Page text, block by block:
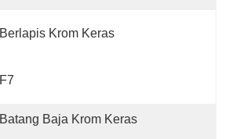
Berlapis Krom Keras
F7
Batang Baja Krom Keras